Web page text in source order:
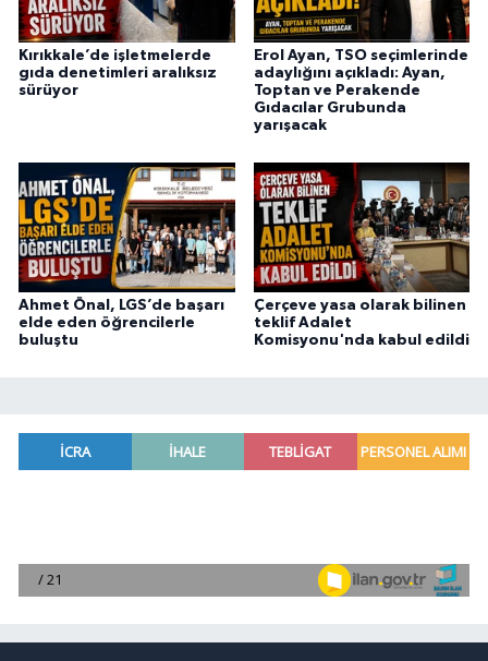
Kırıkkale’de işletmelerde
gıda denetimleri aralıksız
sürüyor
Erol Ayan, TSO seçimlerinde
adaylığını açıkladı: Ayan,
Toptan ve Perakende
Gıdacılar Grubunda
yarışacak
Ahmet Önal, LGS’de başarı
elde eden öğrencilerle
buluştu
Çerçeve yasa olarak bilinen
teklif Adalet
Komisyonu'nda kabul edildi